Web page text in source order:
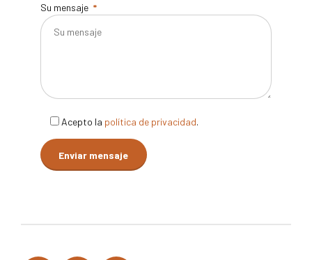
Su mensaje
Acepto la política de privacidad.